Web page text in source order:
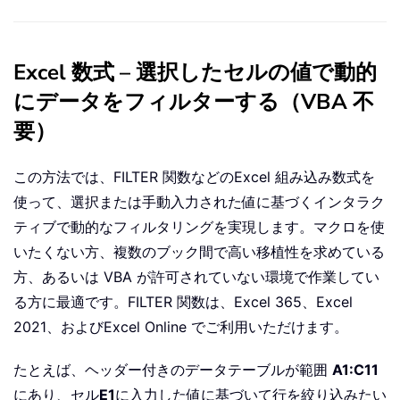
Excel 数式 – 選択したセルの値で動的
にデータをフィルターする（VBA 不
要）
この方法では、FILTER 関数などのExcel 組み込み数式を
使って、選択または手動入力された値に基づくインタラク
ティブで動的なフィルタリングを実現します。マクロを使
いたくない方、複数のブック間で高い移植性を求めている
方、あるいは VBA が許可されていない環境で作業してい
る方に最適です。FILTER 関数は、Excel 365、Excel
2021、およびExcel Online でご利用いただけます。
たとえば、ヘッダー付きのデータテーブルが範囲 A1:C11
にあり、セルE1に入力した値に基づいて行を絞り込みたい